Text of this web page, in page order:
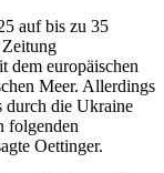
auf bis zu 35
Zeitung
dem europäischen
Meer. Allerdings
durch die Ukraine
folgenden
Oettinger.